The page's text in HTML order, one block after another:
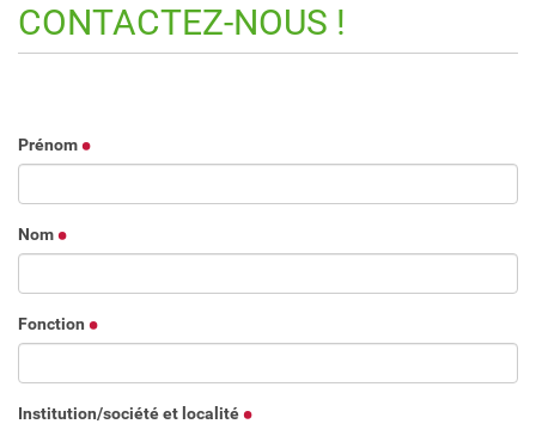
CONTACTEZ-NOUS !
Prénom
Nom
Fonction
Institution/société et localité